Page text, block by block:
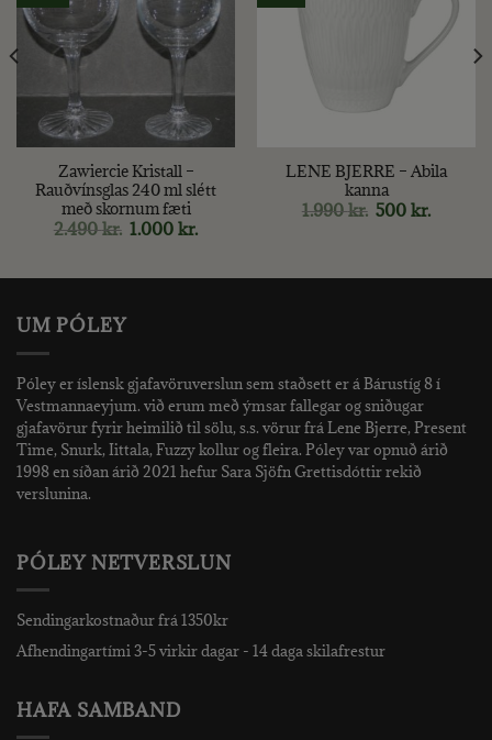
Zawiercie Kristall –
Rauðvínsglas 240 ml slétt
með skornum fæti
2.490kr. Original
price
1.000kr.Current
price
LENE BJERRE – Abila
kanna
1.990kr. Original
price
500kr.Current
price
UM PÓLEY
Póley er íslensk gjafavöruverslun sem staðsett er á Bárustíg 8 í
Vestmannaeyjum. við erum með ýmsar fallegar og sniðugar
gjafavörur fyrir heimilið til sölu, s.s. vörur frá Lene Bjerre, Present
Time, Snurk, Iittala, Fuzzy kollur og fleira. Póley var opnuð árið
1998 en síðan árið 2021 hefur Sara Sjöfn Grettisdóttir rekið
verslunina.
PÓLEY NETVERSLUN
Sendingarkostnaður frá 1350kr
Afhendingartími 3-5 virkir dagar - 14 daga skilafrestur
HAFA SAMBAND